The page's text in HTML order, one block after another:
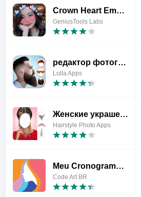
Crown Heart Emoji Camera
GeniusTools Labs
редактор фотографий для бороды
Lolla Apps
Женские украшения на фото
Hairstyle Photo Apps
Meu Cronograma Capilar
Code Art BR